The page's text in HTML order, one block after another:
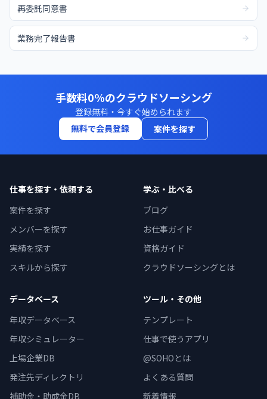
再委託同意書
業務完了報告書
手数料0%のクラウドソーシング
登録無料・今すぐ始められます
無料で会員登録
案件を探す
仕事を探す・依頼する
案件を探す
メンバーを探す
実績を探す
スキルから探す
学ぶ・比べる
ブログ
お仕事ガイド
資格ガイド
クラウドソーシングとは
データベース
年収データベース
年収シミュレーター
上場企業DB
発注先ディレクトリ
補助金・助成金DB
ツール・その他
テンプレート
仕事で使うアプリ
@SOHOとは
よくある質問
新着情報